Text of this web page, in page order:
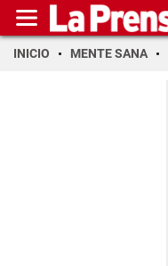
INICIO MENTE SANA